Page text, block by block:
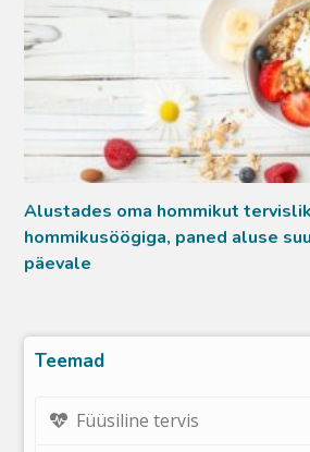
Alustades oma hommikut
hommikusöögiga, paned aluse
päevale
Teemad
Füüsiline tervis